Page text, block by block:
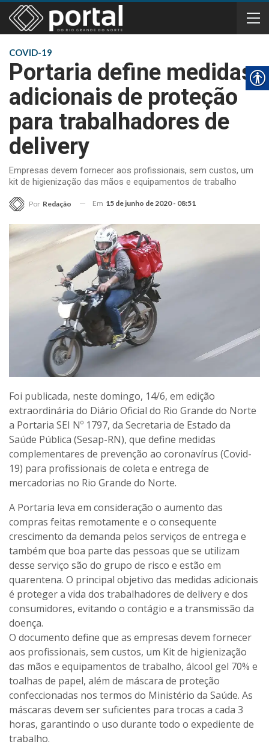
COVID-19
Portaria define medidas
adicionais de proteção
para trabalhadores de
delivery
Empresas devem fornecer aos profissionais, sem custos, um
kit de higienização das mãos e equipamentos de trabalho
Por Redação Em 15 de junho de 2020 - 08:51
Foi publicada, neste domingo, 14/6, em edição
extraordinária do Diário Oficial do Rio Grande do Norte
a Portaria SEI Nº 1797, da Secretaria de Estado da
Saúde Pública (Sesap-RN), que define medidas
complementares de prevenção ao coronavírus (Covid-
19) para profissionais de coleta e entrega de
mercadorias no Rio Grande do Norte.
A Portaria leva em consideração o aumento das
compras feitas remotamente e o consequente
crescimento da demanda pelos serviços de entrega e
também que boa parte das pessoas que se utilizam
desse serviço são do grupo de risco e estão em
quarentena. O principal objetivo das medidas adicionais
é proteger a vida dos trabalhadores de delivery e dos
consumidores, evitando o contágio e a transmissão da
doença.
O documento define que as empresas devem fornecer
aos profissionais, sem custos, um Kit de higienização
das mãos e equipamentos de trabalho, álcool gel 70% e
toalhas de papel, além de máscara de proteção
confeccionadas nos termos do Ministério da Saúde. As
máscaras devem ser suficientes para trocas a cada 3
horas, garantindo o uso durante todo o expediente de
trabalho.